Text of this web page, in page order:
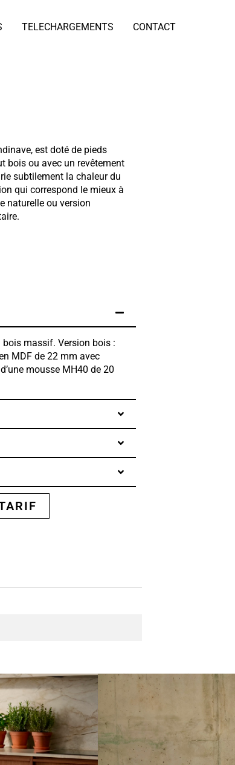
TELECHARGEMENTS CONTACT
est doté de pieds
bois ou avec un revêtement
subtilement la chaleur du
qui correspond le mieux à
naturelle ou version
bois massif. Version bois :
MDF de 22 mm avec
mousse MH40 de 20